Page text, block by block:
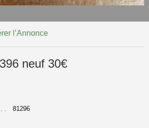
l’Annonce
neuf 30€
81296